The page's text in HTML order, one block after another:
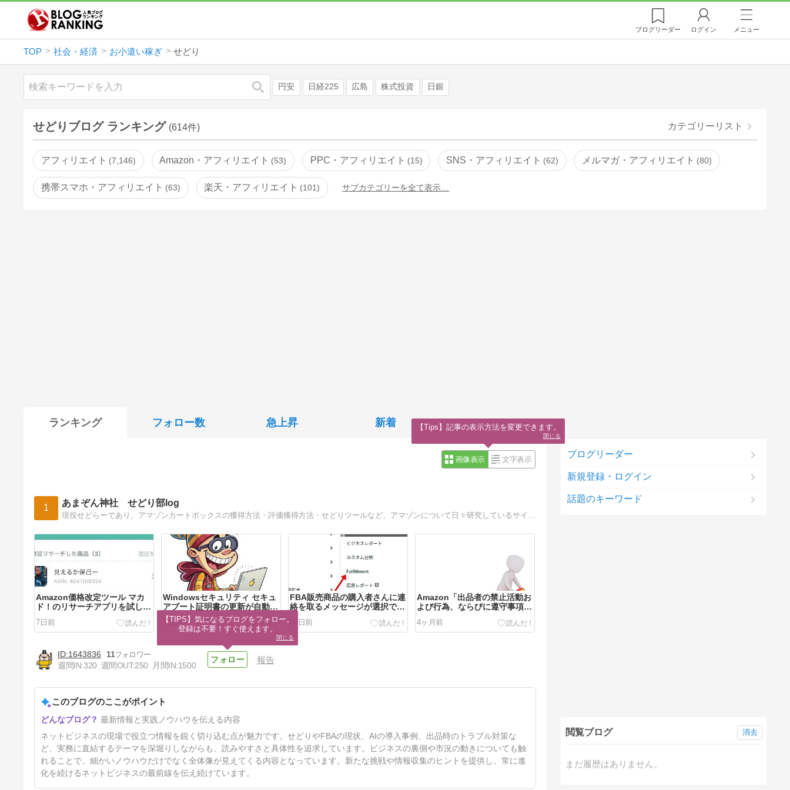
ブログリーダー ログイン メニュー
TOP 社会・経済 お小遣い稼ぎ せどり
検索 円安 日経225 広島 株式投資 日銀
せどりブログ ランキング (614件) カテゴリーリスト
アフィリエイト 7,146 Amazon・アフィリエイト 53 PPC・アフィリエイト 15 SNS・アフィリエイト 62 メルマガ・アフィリエイト 80
携帯スマホ・アフィリエイト 63 楽天・アフィリエイト 101 サブカテゴリーを全て表示…
ランキング フォロー数 急上昇 新着
画像表示 文字表示
1 あまぞん神社 せどり部log
Amazon価格改定ツール マカ
ド！のリサーチアプリを試して
7日前
Windowsセキュリティ セキュ
アブート証明書の更新が自動的
に行われない場合の対処法まと
め52日前
FBA販売商品の購入者さんに連
絡を取るメッセージが選択でき
80日前
Amazon「出品者の禁止活動お
よび行為、ならびに遵守事項」
ポリシー
4ヶ月前
検索はチカラになる「3.11」
東日本大震災から15年
5ヶ月前
1643836
11
週間IN:320 週間OUT:250 月間IN:1500
報告
このブログのここがポイント
最新情報と実践ノウハウを伝える内容
ネットビジネスの現場で役立つ情報を鋭く切り込む点が魅力です。せどりやFBAの現状、AIの導入事例、出品時のトラブル対策な
ど、実務に直結するテーマを深堀りしながらも、読みやすさと具体性を追求しています。ビジネスの裏側や市況の動きについても触
れることで、細かいノウハウだけでなく全体像が見えてくる内容となっています。新たな挑戦や情報収集のヒントを提供し、常に進
化を続けるネットビジネスの最前線を伝え続けています。
ブログリーダー
新規登録・ログイン
話題のキーワード
閲覧ブログ
まだ履歴はありません。
消去
【TIPS】気になるブログをフォロー。
登録は不要！すぐ使えます。
閉じる
【Tips】記事の表示方法を変更できます。
閉じる